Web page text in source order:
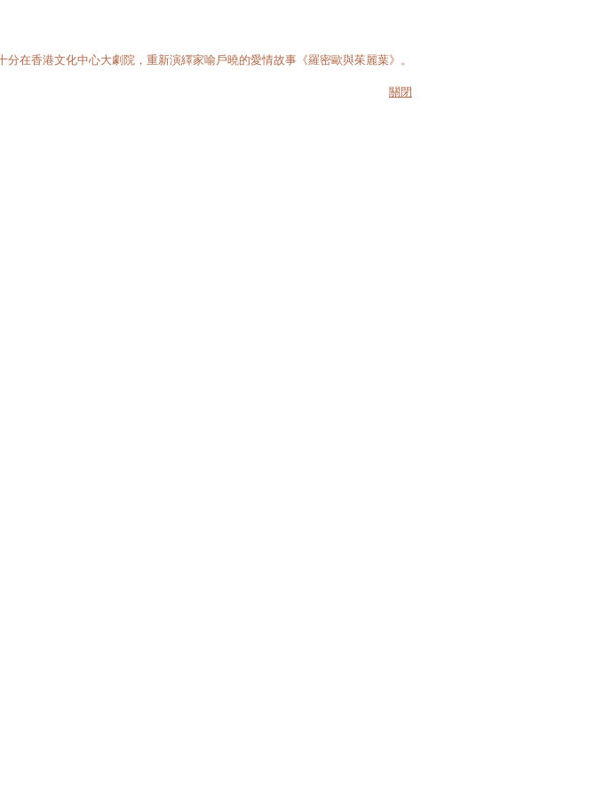
在香港文化中心大劇院，重新演繹家喻戶曉的愛情故事《羅密歐與茱麗葉》。
關閉